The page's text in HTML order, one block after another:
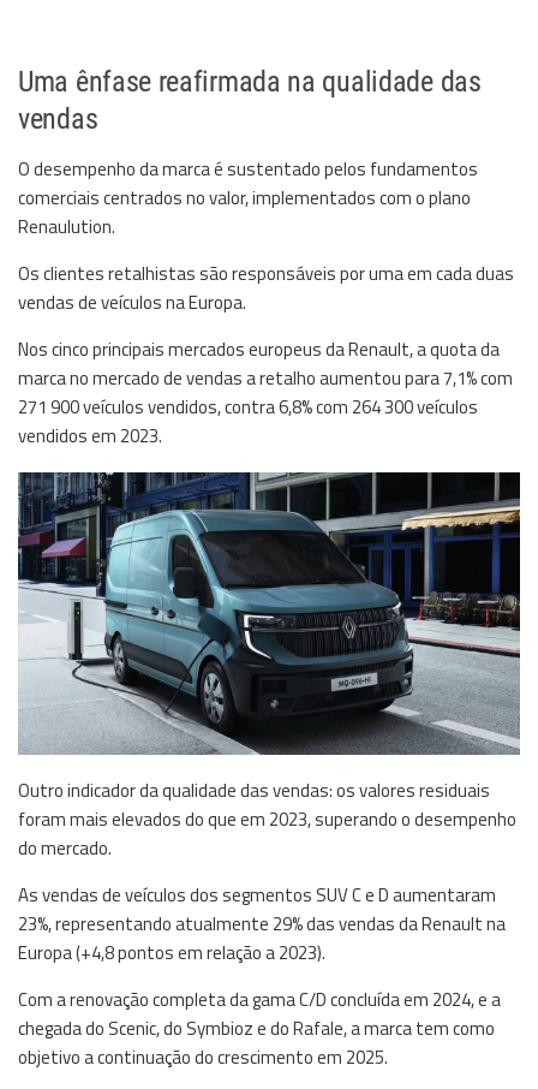
Uma ênfase reafirmada na qualidade das
vendas
O desempenho da marca é sustentado pelos fundamentos
comerciais centrados no valor, implementados com o plano
Renaulution.
Os clientes retalhistas são responsáveis por uma em cada duas
vendas de veículos na Europa.
Nos cinco principais mercados europeus da Renault, a quota da
marca no mercado de vendas a retalho aumentou para 7,1% com
271 900 veículos vendidos, contra 6,8% com 264 300 veículos
vendidos em 2023.
Outro indicador da qualidade das vendas: os valores residuais
foram mais elevados do que em 2023, superando o desempenho
do mercado.
As vendas de veículos dos segmentos SUV C e D aumentaram
23%, representando atualmente 29% das vendas da Renault na
Europa (+4,8 pontos em relação a 2023).
Com a renovação completa da gama C/D concluída em 2024, e a
chegada do Scenic, do Symbioz e do Rafale, a marca tem como
objetivo a continuação do crescimento em 2025.